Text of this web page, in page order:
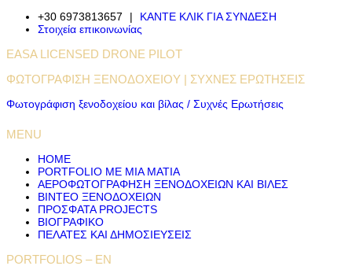
+30 6973813657 |
ΚΑΝΤΕ ΚΛΙΚ ΓΙΑ ΣΥΝΔΕΣΗ
Στοιχεία επικοινωνίας
EASA LICENSED DRONE PILOT
ΦΩΤΟΓΡΆΦΙΣΗ ΞΕΝΟΔΟΧΕΊΟΥ | ΣΥΧΝΈΣ ΕΡΩΤΉΣΕΙΣ
Φωτογράφιση ξενοδοχείου και βίλας / Συχνές Ερωτήσεις
MENU
HOME
PORTFOLIO ΜΕ ΜΙΑ ΜΑΤΙΑ
ΑΕΡΟΦΩΤΟΓΡΆΦΗΣΗ ΞΕΝΟΔΟΧΕΊΩΝ ΚΑΙ ΒΊΛΕΣ
ΒΊΝΤΕΟ ΞΕΝΟΔΟΧΕΊΩΝ
ΠΡΌΣΦΑΤΑ PROJECTS
ΒΙΟΓΡΑΦΙΚΟ
ΠΕΛΆΤΕΣ ΚΑΙ ΔΗΜΟΣΙΕΎΣΕΙΣ
PORTFOLIOS – EN